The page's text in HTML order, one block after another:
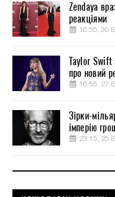
Zendaya
реакціями
16:55, 30
Taylor Swift
про новий
16:55, 27
Зірки-
імперію
23:15, 25